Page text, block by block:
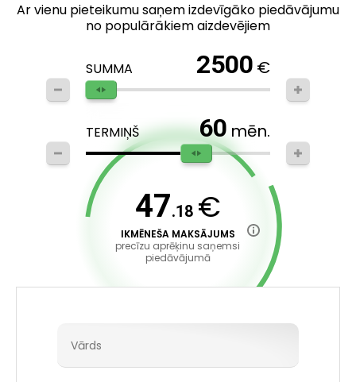
Ar vienu pieteikumu saņem izdevīgāko piedāvājumu
no populārākiem aizdevējiem
SUMMA 2500 €
TERMIŅŠ 60 mēn.
47.18 €
IKMĒNEŠA MAKSĀJUMS
precīzu aprēķinu saņemsi
piedāvājumā